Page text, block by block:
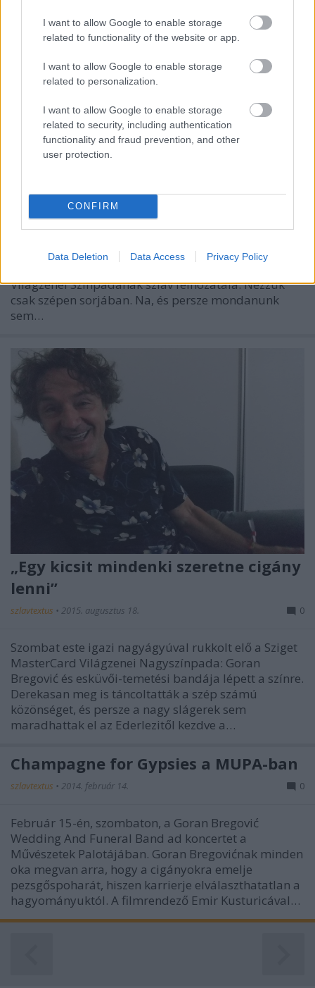
I want to allow Google to enable storage
related to functionality of the website or app.
I want to allow Google to enable storage
related to personalization.
I want to allow Google to enable storage
related to security, including authentication
functionality and fraud prevention, and other
user protection.
CONFIRM
Data Deletion Data Access Privacy Policy
A Sziget Világzenei Színpadának
szláv csemegéi
Esküvői és temetési muzsika, röpködő vodkás
szelleme, balkán-amerikai etnorock, török-balkáni
Világzenei Színpadának szláv felhozatala. Nézzük
csak szépen sorjában. Na, és persze mondanunk
sem…
„Egy kicsit mindenki szeretne cigány
lenni”
szlavtextus • 2015. augusztus 18. 0
Szombat este igazi nagyágyúval rukkolt elő a Sziget
MasterCard Világzenei Nagyszínpada: Goran
Bregović és esküvői-temetési bandája lépett a színre.
Derekasan meg is táncoltatták a szép számú
közönséget, és persze a nagy slágerek sem
maradhattak el az Ederlezitől kezdve a…
Champagne for Gypsies a MÜPA-ban
szlavtextus • 2014. február 14. 0
Február 15-én, szombaton, a Goran Bregović
Wedding And Funeral Band ad koncertet a
Művészetek Palotájában. Goran Bregovićnak minden
oka megvan arra, hogy a cigányokra emelje
pezsgőspoharát, hiszen karrierje elválaszthatatlan a
hagyományuktól. A filmrendező Emir Kusturicával…